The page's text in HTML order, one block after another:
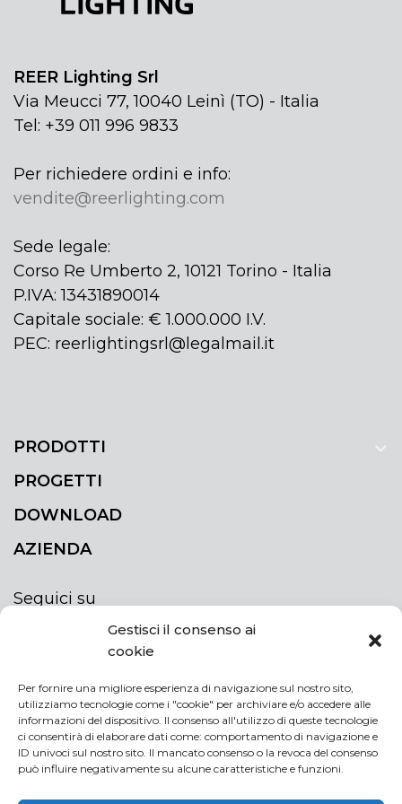
Gestisci il consenso ai
cookie
Per fornire una migliore esperienza di navigazione sul nostro sito,
utilizziamo tecnologie come i "cookie" per archiviare e/o accedere alle
informazioni del dispositivo. Il consenso all'utilizzo di queste tecnologie
ci consentirà di elaborare dati come: comportamento di navigazione e
ID univoci sul nostro sito. Il mancato consenso o la revoca del consenso
può influire negativamente su alcune caratteristiche e funzioni.
REER Lighting Srl
Via Meucci 77, 10040 Leinì (TO) - Italia
Tel: +39 011 996 9833
Per richiedere ordini e info:
vendite@reerlighting.com
Sede legale:
Corso Re Umberto 2, 10121 Torino - Italia
P.IVA: 13431890014
Capitale sociale: € 1.000.000 I.V.
PEC: reerlightingsrl@legalmail.it
PRODOTTI
PROGETTI
DOWNLOAD
AZIENDA
Seguici su
ISCRIVITI ALLA NEWSLETTER
Rimani sempre aggiornato iscrivendoti alla
newsletter